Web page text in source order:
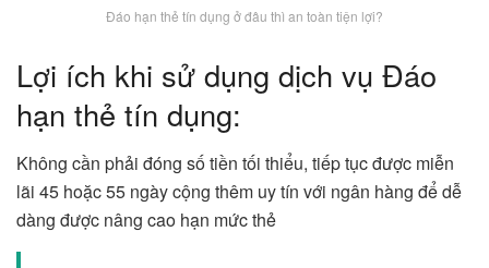
Đáo hạn thẻ tín dụng ở đâu thì an toàn tiện lợi?
Lợi ích khi sử dụng dịch vụ Đáo
hạn thẻ tín dụng:
Không cần phải đóng số tiền tối thiểu, tiếp tục được miễn
lãi 45 hoặc 55 ngày cộng thêm uy tín với ngân hàng để dễ
dàng được nâng cao hạn mức thẻ